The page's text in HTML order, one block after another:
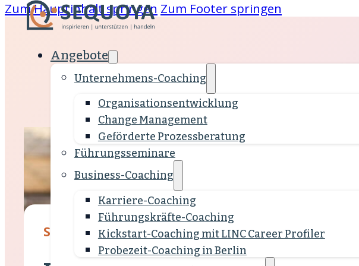
Zum Hauptinhalt springen Zum Footer springen
Angebote
Unternehmens-Coaching
Organisations­entwicklung
Change Management
Geförderte Prozessberatung
Führungsseminare
Business-Coaching
Karriere-Coaching
Führungskräfte-Coaching
Kickstart-Coaching mit LINC Career Profiler
Probezeit-Coaching in Berlin
SEQUOYA Blog